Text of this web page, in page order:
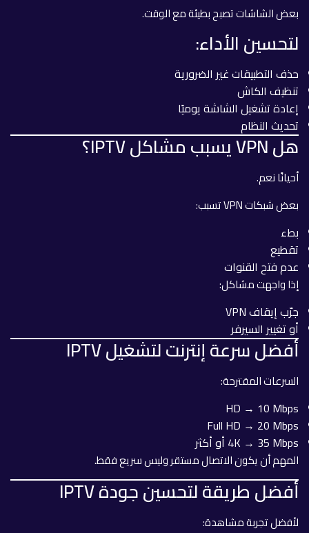
بعض الشاشات تصبح بطيئة مع الوقت.
لتحسين الأداء:
حذف التطبيقات غير الضرورية
تنظيف الكاش
إعادة تشغيل الشاشة يوميًا
تحديث النظام
هل VPN يسبب مشاكل IPTV؟
أحيانًا نعم.
بعض شبكات VPN تسبب:
بطء
تقطيع
عدم فتح القنوات
إذا واجهت مشاكل:
جرّب إيقاف VPN
أو تغيير السيرفر
أفضل سرعة إنترنت لتشغيل IPTV
السرعات المقترحة:
HD → 10 Mbps
Full HD → 20 Mbps
4K → 35 Mbps أو أكثر
المهم أن يكون الاتصال مستقر وليس سريع فقط.
أفضل طريقة لتحسين جودة IPTV
لأفضل تجربة مشاهدة: